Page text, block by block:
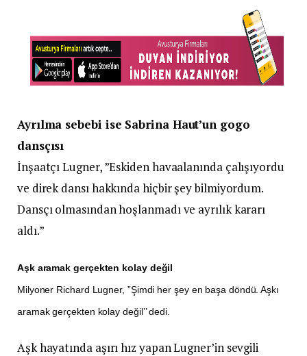
Ayrılma sebebi ise Sabrina Haut’un gogo
dansçısı
İnşaatçı Lugner, ”Eskiden havaalanında çalışıyordu
ve direk dansı hakkında hiçbir şey bilmiyordum.
Dansçı olmasından hoşlanmadı ve ayrılık kararı
aldı.”
Aşk aramak gerçekten kolay değil
Milyoner Richard Lugner, ”Şimdi her şey en başa döndü. Aşkı
aramak gerçekten kolay değil’’ dedi.
Aşk hayatında aşırı hız yapan Lugner’in sevgili